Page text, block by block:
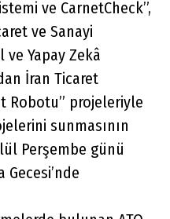
ve CarnetCheck”,
ve Sanayi
ve Yapay Zekâ
İran Ticaret
Robotu” projeleriyle
sunmasının
Perşembe günü